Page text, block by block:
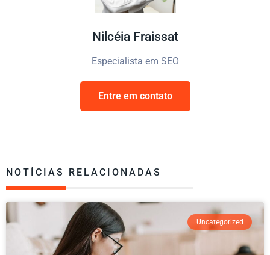
Nilcéia Fraissat
Especialista em SEO
Entre em contato
NOTÍCIAS RELACIONADAS
Uncategorized